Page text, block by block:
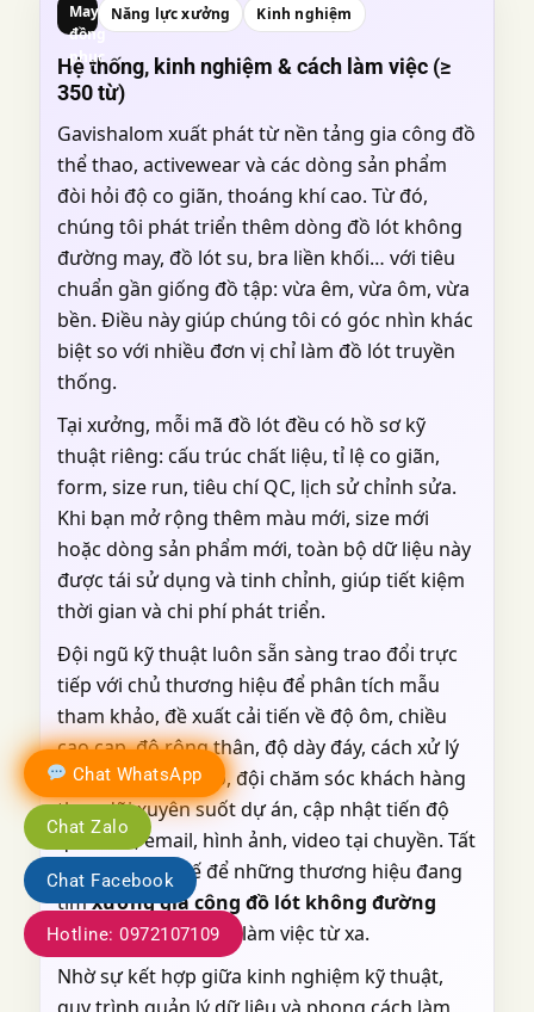
Chat WhatsApp
Chat Zalo
Chat Facebook
Hotline: 0972107109
May
đồng
phục
Năng lực xưởng Kinh nghiệm
Hệ thống, kinh nghiệm & cách làm việc (≥
350 từ)
Gavishalom xuất phát từ nền tảng gia công đồ
thể thao, activewear và các dòng sản phẩm
đòi hỏi độ co giãn, thoáng khí cao. Từ đó,
chúng tôi phát triển thêm dòng đồ lót không
đường may, đồ lót su, bra liền khối… với tiêu
chuẩn gần giống đồ tập: vừa êm, vừa ôm, vừa
bền. Điều này giúp chúng tôi có góc nhìn khác
biệt so với nhiều đơn vị chỉ làm đồ lót truyền
thống.
Tại xưởng, mỗi mã đồ lót đều có hồ sơ kỹ
thuật riêng: cấu trúc chất liệu, tỉ lệ co giãn,
form, size run, tiêu chí QC, lịch sử chỉnh sửa.
Khi bạn mở rộng thêm màu mới, size mới
hoặc dòng sản phẩm mới, toàn bộ dữ liệu này
được tái sử dụng và tinh chỉnh, giúp tiết kiệm
thời gian và chi phí phát triển.
Đội ngũ kỹ thuật luôn sẵn sàng trao đổi trực
tiếp với chủ thương hiệu để phân tích mẫu
tham khảo, đề xuất cải tiến về độ ôm, chiều
cao cạp, độ rộng thân, độ dày đáy, cách xử lý
viền… Bên cạnh đó, đội chăm sóc khách hàng
theo dõi xuyên suốt dự án, cập nhật tiến độ
qua Zalo, email, hình ảnh, video tại chuyền. Tất
cả được thiết kế để những thương hiệu đang
tìmxưởng gia công đồ lót không đường
maycó thể yên tâm làm việc từ xa.
Nhờ sự kết hợp giữa kinh nghiệm kỹ thuật,